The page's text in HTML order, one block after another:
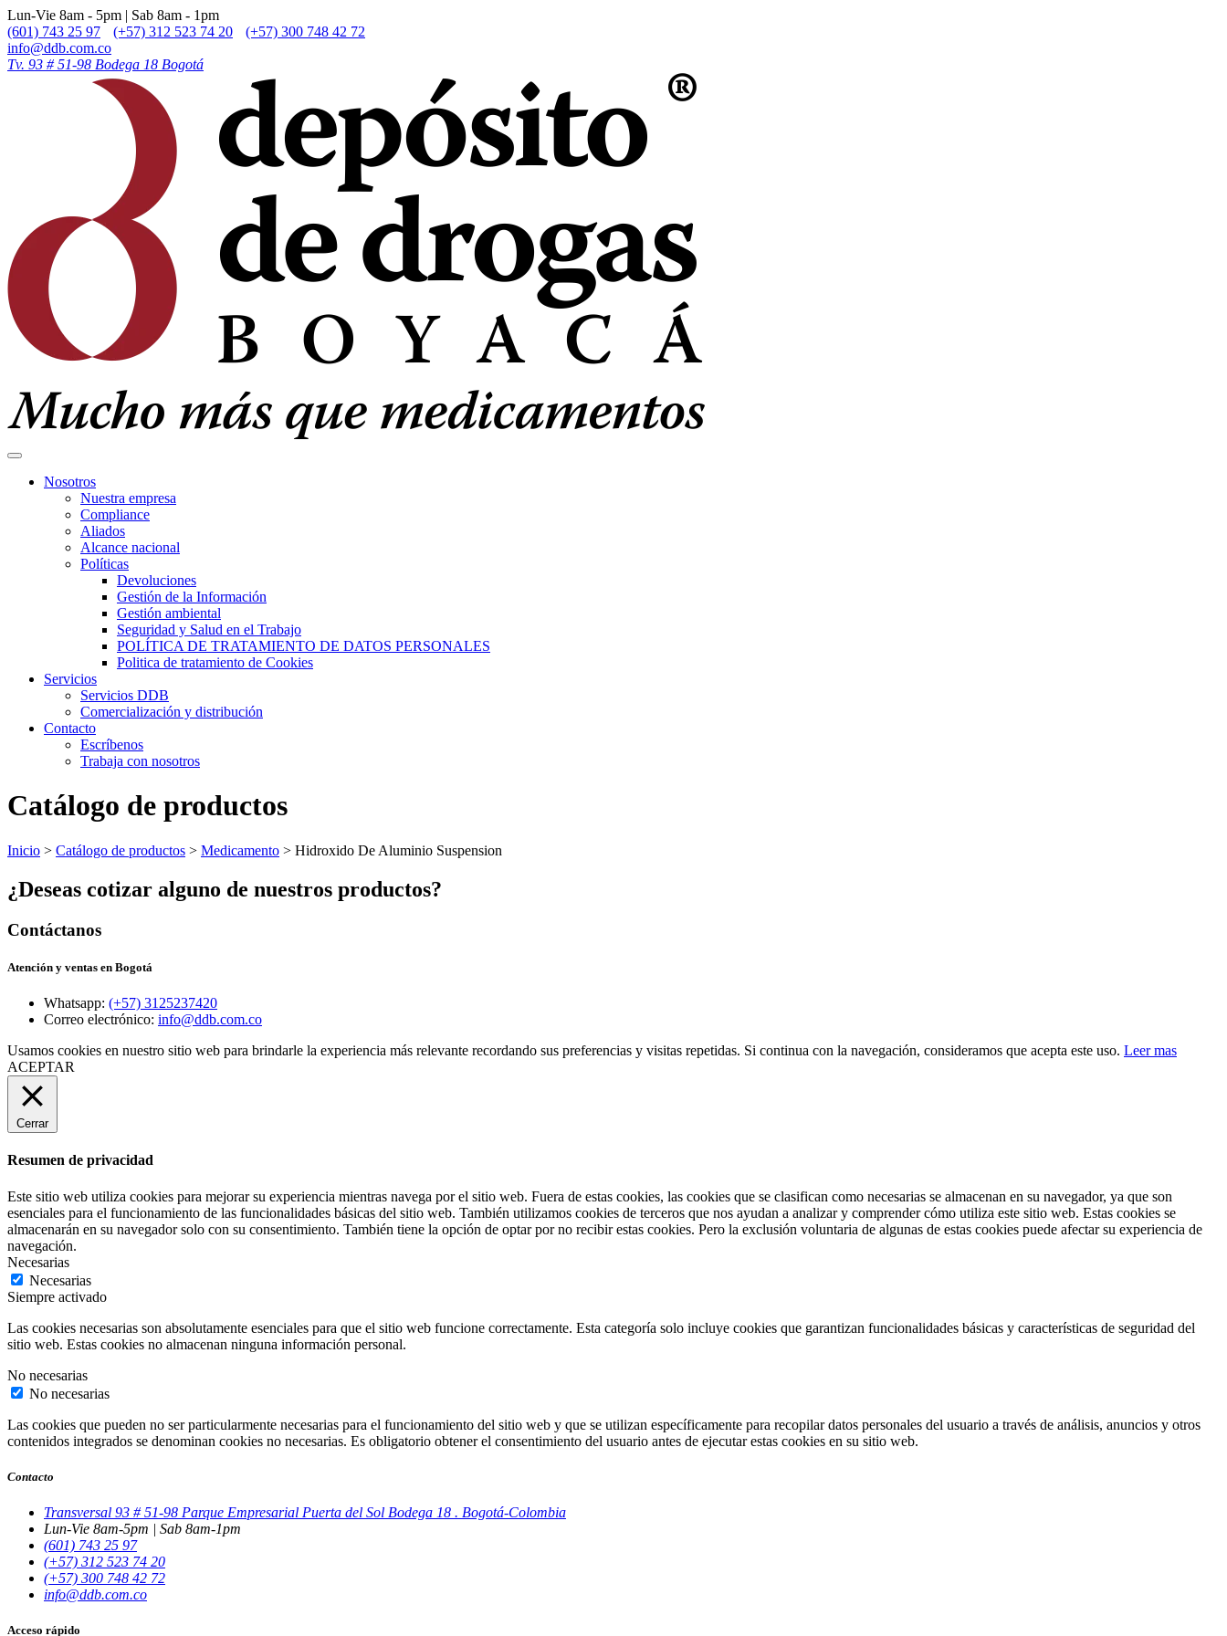
Lun-Vie 8am - 5pm | Sab 8am - 1pm
(601) 743 25 97
(+57) 312 523 74 20
(+57) 300 748 42 72
info@ddb.com.co
Tv. 93 # 51-98 Bodega 18 Bogotá
Nosotros
Nuestra empresa
Compliance
Aliados
Alcance nacional
Políticas
Devoluciones
Gestión de la Información
Gestión ambiental
Seguridad y Salud en el Trabajo
POLÍTICA DE TRATAMIENTO DE DATOS PERSONALES
Politica de tratamiento de Cookies
Servicios
Servicios DDB
Comercialización y distribución
Contacto
Escríbenos
Trabaja con nosotros
Catálogo de productos
Inicio > Catálogo de productos > Medicamento > Hidroxido De Aluminio Suspension
¿Deseas cotizar alguno de nuestros productos?
Contáctanos
Atención y ventas en Bogotá
Whatsapp: (+57) 3125237420
Correo electrónico: info@ddb.com.co
Usamos cookies en nuestro sitio web para brindarle la experiencia más relevante recordando sus preferencias y visitas repetidas. Si continua con la navegación, consideramos que acepta este uso. Leer mas
ACEPTAR
Cerrar
Resumen de privacidad
Este sitio web utiliza cookies para mejorar su experiencia mientras navega por el sitio web. Fuera de estas cookies, las cookies que se clasifican como necesarias se almacenan en su navegador, ya que son
esenciales para el funcionamiento de las funcionalidades básicas del sitio web. También utilizamos cookies de terceros que nos ayudan a analizar y comprender cómo utiliza este sitio web. Estas cookies se
almacenarán en su navegador solo con su consentimiento. También tiene la opción de optar por no recibir estas cookies. Pero la exclusión voluntaria de algunas de estas cookies puede afectar su experiencia de
navegación.
Necesarias
Necesarias
Siempre activado
Las cookies necesarias son absolutamente esenciales para que el sitio web funcione correctamente. Esta categoría solo incluye cookies que garantizan funcionalidades básicas y características de seguridad del
sitio web. Estas cookies no almacenan ninguna información personal.
No necesarias
No necesarias
Las cookies que pueden no ser particularmente necesarias para el funcionamiento del sitio web y que se utilizan específicamente para recopilar datos personales del usuario a través de análisis, anuncios y otros
contenidos integrados se denominan cookies no necesarias. Es obligatorio obtener el consentimiento del usuario antes de ejecutar estas cookies en su sitio web.
Contacto
Transversal 93 # 51-98 Parque Empresarial Puerta del Sol Bodega 18 . Bogotá-Colombia
Lun-Vie 8am-5pm | Sab 8am-1pm
(601) 743 25 97
(+57) 312 523 74 20
(+57) 300 748 42 72
info@ddb.com.co
Acceso rápido